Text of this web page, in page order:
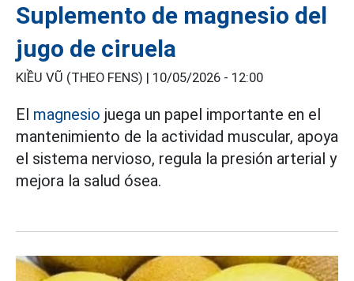
Suplemento de magnesio del
jugo de ciruela
KIỀU VŨ (THEO FENS) | 10/05/2026 - 12:00
El magnesio juega un papel importante en el
mantenimiento de la actividad muscular, apoya
el sistema nervioso, regula la presión arterial y
mejora la salud ósea.